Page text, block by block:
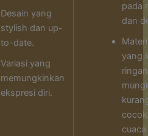
Desain yang
stylish dan up-
to-date.
Variasi yang
memungkinkan
ekspresi diri.
pada
dan
yang
ringan
cuaca